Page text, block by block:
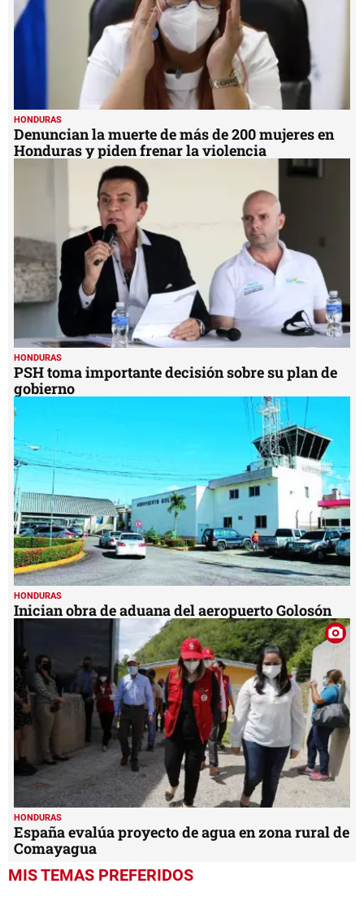
HONDURAS
Denuncian la muerte de más de 200 mujeres en
Honduras y piden frenar la violencia
HONDURAS
PSH toma importante decisión sobre su plan de
gobierno
HONDURAS
Inician obra de aduana del aeropuerto Golosón
HONDURAS
España evalúa proyecto de agua en zona rural de
Comayagua
MIS TEMAS PREFERIDOS